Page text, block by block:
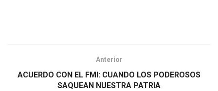
Anterior
ACUERDO CON EL FMI: CUANDO LOS PODEROSOS
SAQUEAN NUESTRA PATRIA